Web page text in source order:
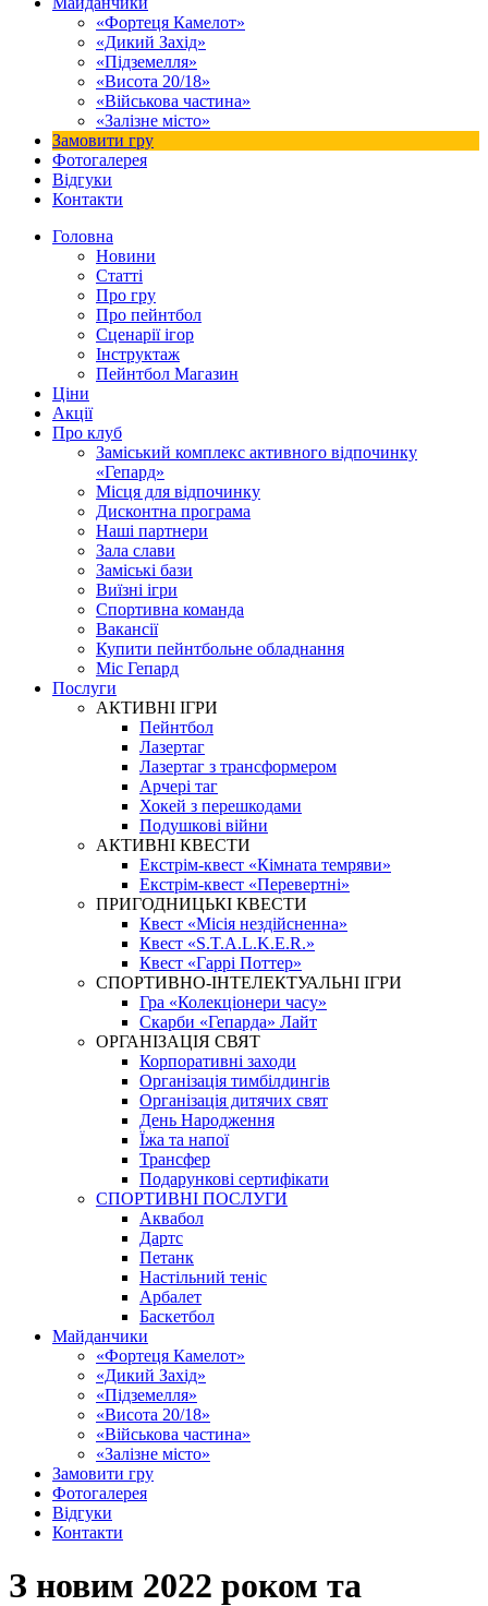
«Фортеця Камелот»
«Дикий Захід»
«Підземелля»
«Висота 20/18»
«Військова частина»
«Залізне місто»
Замовити гру
Фотогалерея
Відгуки
Контакти
Головна
Новини
Статті
Про гру
Про пейнтбол
Сценарії ігор
Інструктаж
Пейнтбол Магазин
Ціни
Акції
Про клуб
Заміський комплекс активного відпочинку
«Гепард»
Місця для відпочинку
Дисконтна програма
Наші партнери
Зала слави
Заміські бази
Виїзні ігри
Спортивна команда
Вакансії
Купити пейнтбольне обладнання
Міс Гепард
Послуги
АКТИВНІ ІГРИ
Пейнтбол
Лазертаг
Лазертаг з трансформером
Арчері таг
Хокей з перешкодами
Подушкові війни
АКТИВНІ КВЕСТИ
Екстрім-квест «Кімната темряви»
Екстрім-квест «Перевертні»
ПРИГОДНИЦЬКІ КВЕСТИ
Квест «Місія нездійсненна»
Квест «S.T.A.L.K.E.R.»
Квест «Гаррі Поттер»
СПОРТИВНО-ІНТЕЛЕКТУАЛЬНІ ІГРИ
Гра «Колекціонери часу»
Скарби «Гепарда» Лайт
ОРГАНІЗАЦІЯ СВЯТ
Корпоративні заходи
Організація тимбілдингів
Організація дитячих свят
День Народження
Їжа та напої
Трансфер
Подарункові сертифікати
СПОРТИВНІ ПОСЛУГИ
Аквабол
Дартс
Петанк
Настільний теніс
Арбалет
Баскетбол
Майданчики
«Фортеця Камелот»
«Дикий Захід»
«Підземелля»
«Висота 20/18»
«Військова частина»
«Залізне місто»
Замовити гру
Фотогалерея
Відгуки
Контакти
З новим 2022 роком та